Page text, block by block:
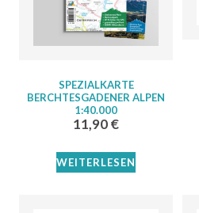
SPEZIALKARTE
BERCHTESGADENER ALPEN
1:40.000
11,90€
WEITERLESEN